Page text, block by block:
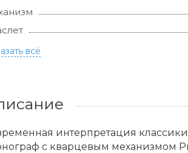
всё
интерпретация
с кварцевым механизмом